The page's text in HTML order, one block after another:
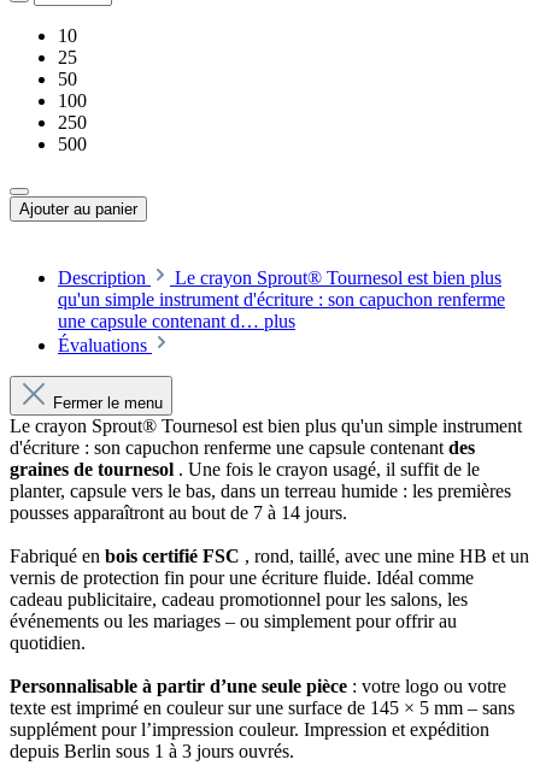
10
25
50
100
250
500
Ajouter au panier
Description
Le crayon Sprout® Tournesol est bien plus
qu'un simple instrument d'écriture : son capuchon renferme
une capsule contenant d… plus
Évaluations
Fermer le menu
Le crayon Sprout® Tournesol est bien plus qu'un simple instrument
d'écriture : son capuchon renferme une capsule contenant des
graines de tournesol . Une fois le crayon usagé, il suffit de le
planter, capsule vers le bas, dans un terreau humide : les premières
pousses apparaîtront au bout de 7 à 14 jours.
Fabriqué en bois certifié FSC , rond, taillé, avec une mine HB et un
vernis de protection fin pour une écriture fluide. Idéal comme
cadeau publicitaire, cadeau promotionnel pour les salons, les
événements ou les mariages – ou simplement pour offrir au
quotidien.
Personnalisable à partir d’une seule pièce : votre logo ou votre
texte est imprimé en couleur sur une surface de 145 × 5 mm – sans
supplément pour l’impression couleur. Impression et expédition
depuis Berlin sous 1 à 3 jours ouvrés.